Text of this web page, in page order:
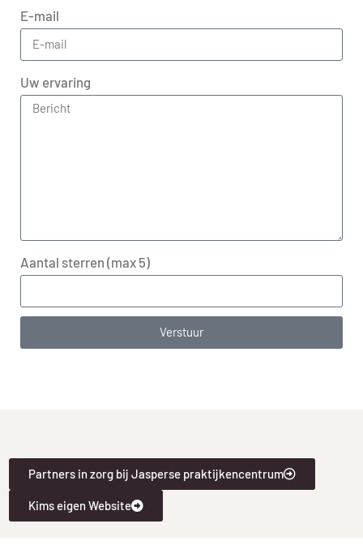
E-mail
Uw ervaring
Aantal sterren (max 5)
Verstuur
Partners in zorg bij Jasperse praktijkencentrum
Kims eigen Website